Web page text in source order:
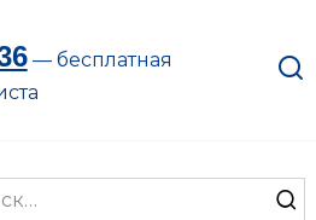
— бесплатная